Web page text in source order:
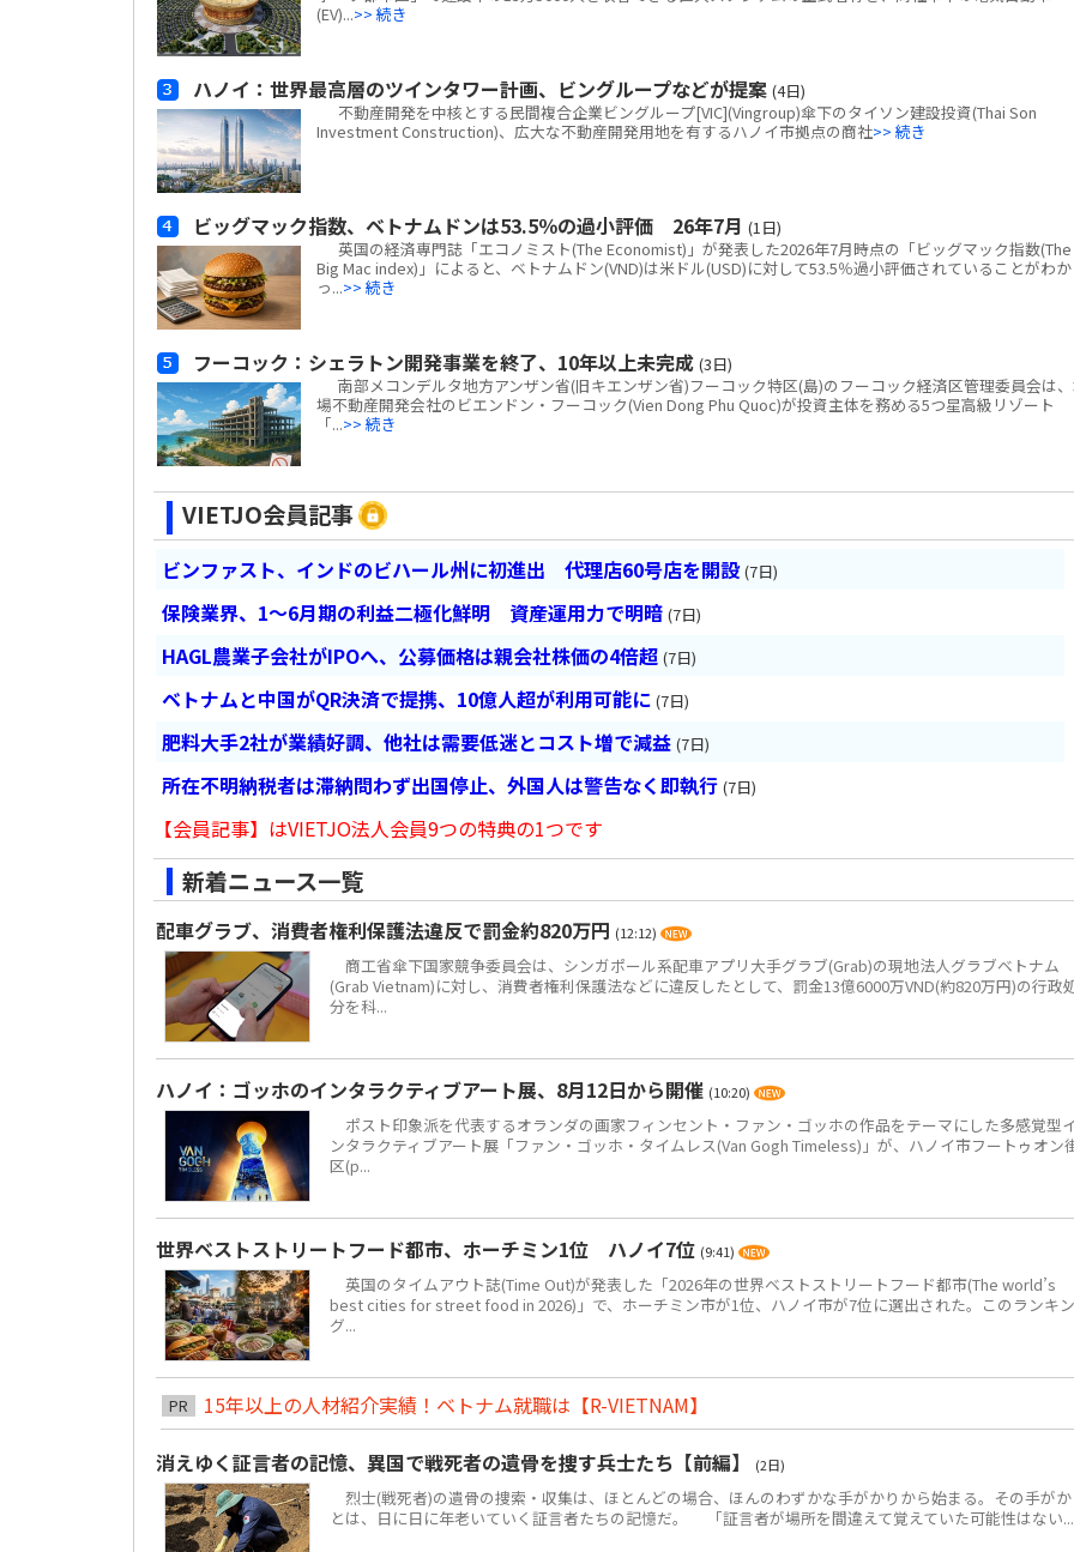
(EV)...>> 続き
ハノイ：世界最高層のツインタワー計画、ビングループなどが提案 (4日)
不動産開発を中核とする民間複合企業ビングループ[VIC](Vingroup)傘下のタイソン建設投資(Thai Son
Investment Construction)、広大な不動産開発用地を有するハノイ市拠点の商社>> 続き
ビッグマック指数、ベトナムドンは53.5％の過小評価 26年7月 (1日)
英国の経済専門誌「エコノミスト(The Economist)」が発表した2026年7月時点の「ビッグマック指数(The
Big Mac index)」によると、ベトナムドン(VND)は米ドル(USD)に対して53.5％過小評価されていることがわか
っ...>> 続き
フーコック：シェラトン開発事業を終了、10年以上未完成 (3日)
南部メコンデルタ地方アンザン省(旧キエンザン省)フーコック特区(島)のフーコック経済区管理委員会は
場不動産開発会社のビエンドン・フーコック(Vien Dong Phu Quoc)が投資主体を務める5つ星高級リゾート
「...>> 続き
VIETJO会員記事
ビンファスト、インドのビハール州に初進出 代理店60号店を開設 (7日)
保険業界、1～6月期の利益二極化鮮明 資産運用力で明暗 (7日)
HAGL農業子会社がIPOへ、公募価格は親会社株価の4倍超 (7日)
ベトナムと中国がQR決済で提携、10億人超が利用可能に (7日)
肥料大手2社が業績好調、他社は需要低迷とコスト増で減益 (7日)
所在不明納税者は滞納問わず出国停止、外国人は警告なく即執行 (7日)
【会員記事】はVIETJO法人会員9つの特典の1つです
新着ニュース一覧
配車グラブ、消費者権利保護法違反で罰金約820万円 (12:12)
商工省傘下国家競争委員会は、シンガポール系配車アプリ大手グラブ(Grab)の現地法人グラブベトナム
(Grab Vietnam)に対し、消費者権利保護法などに違反したとして、罰金13億6000万VND(約820万円)の行政
分を科...
ハノイ：ゴッホのインタラクティブアート展、8月12日から開催 (10:20)
ポスト印象派を代表するオランダの画家フィンセント・ファン・ゴッホの作品をテーマにした多感覚型
ンタラクティブアート展「ファン・ゴッホ・タイムレス(Van Gogh Timeless)」が、ハノイ市フートゥオン
区(p...
世界ベストストリートフード都市、ホーチミン1位 ハノイ7位 (9:41)
英国のタイムアウト誌(Time Out)が発表した「2026年の世界ベストストリートフード都市(The world’s
best cities for street food in 2026)」で、ホーチミン市が1位、ハノイ市が7位に選出された。このランキン
グ...
PR
15年以上の人材紹介実績！ベトナム就職は【R-VIETNAM】
消えゆく証言者の記憶、異国で戦死者の遺骨を捜す兵士たち【前編】
(2日)
烈士(戦死者)の遺骨の捜索・収集は、ほとんどの場合、ほんのわずかな手がかりから始まる。その手が
とは、日に日に年老いていく証言者たちの記憶だ。 「証言者が場所を間違えて覚えていた可能性はない...